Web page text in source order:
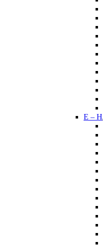
E – H